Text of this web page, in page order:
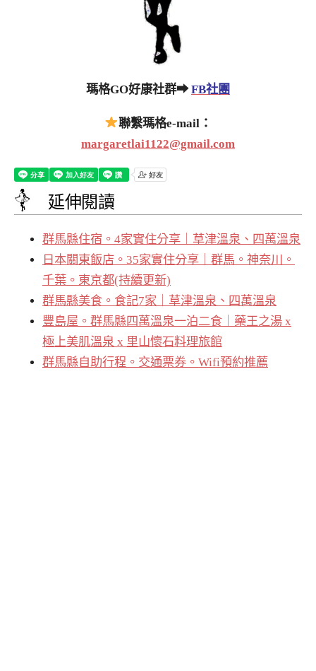
瑪格GO好康社群➡FB社團
聯繫瑪格e-mail：
margaretlai1122@gmail.com
延伸閱讀
群馬縣住宿。4家實住分享｜草津溫泉、四萬溫泉
日本關東飯店。35家實住分享｜群馬。神奈川。
千葉。東京都(持續更新)
群馬縣美食。食記7家｜草津溫泉、四萬溫泉
豐島屋。群馬縣四萬溫泉一泊二食｜藥王之湯 x
極上美肌溫泉 x 里山懷石料理旅館
群馬縣自助行程。交通票券。Wifi預約推薦